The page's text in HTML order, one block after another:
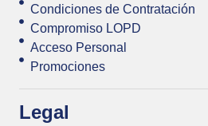
Condiciones de Contratación
Compromiso LOPD
Acceso Personal
Promociones
Legal